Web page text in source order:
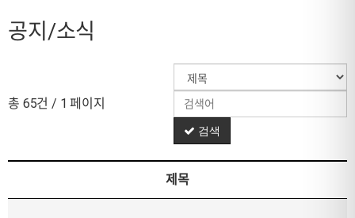
공지/소식
총 65건 / 1 페이지
검색
제목